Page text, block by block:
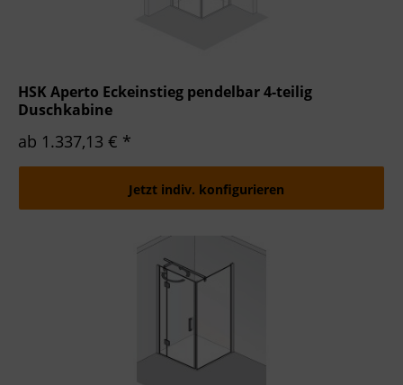
HSK Aperto Eckeinstieg pendelbar 4-teilig
Duschkabine
ab 1.337,13 € *
Jetzt indiv. konfigurieren